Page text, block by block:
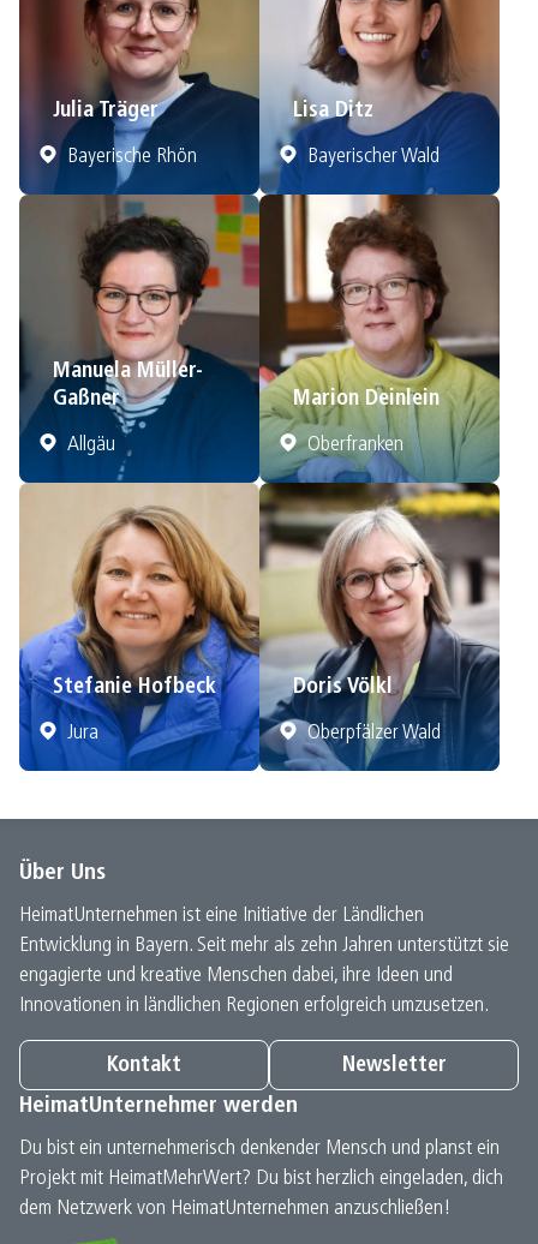
Julia Träger
Bayerische Rhön
Lisa Ditz
Bayerischer Wald
Manuela Müller-
Gaßner
Allgäu
Marion Deinlein
Oberfranken
Stefanie Hofbeck
Jura
Doris Völkl
Oberpfälzer Wald
Über Uns
HeimatUnternehmen ist eine Initiative der Ländlichen
Entwicklung in Bayern. Seit mehr als zehn Jahren unterstützt sie
engagierte und kreative Menschen dabei, ihre Ideen und
Innovationen in ländlichen Regionen erfolgreich umzusetzen.
Kontakt
Newsletter
HeimatUnternehmer werden
Du bist ein unternehmerisch denkender Mensch und planst ein
Projekt mit HeimatMehrWert? Du bist herzlich eingeladen, dich
dem Netzwerk von HeimatUnternehmen anzuschließen!